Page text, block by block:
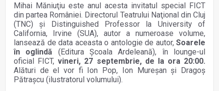
Mihai Măniuţiu este anul acesta invitatul special FICT
din partea României. Directorul Teatrului Naţional din Cluj
(TNC) şi Distinguished Professor la University of
California, Irvine (SUA), autor a numeroase volume,
lansează de data aceasta o antologie de autor,Soarele
în oglindă (Editura Şcoala Ardeleană), în lounge-ul
oficial FICT,vineri, 27 septembrie, de la ora 20:00.
Alături de el vor fi Ion Pop, Ion Mureşan şi Dragoş
Pătraşcu (ilustratorul volumului).